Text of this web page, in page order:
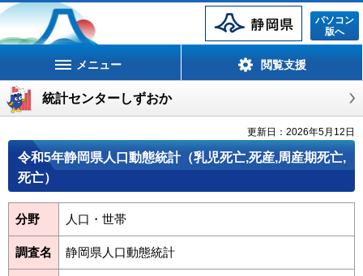
静岡県
パソコン
版へ
メニュー 閲覧支援
統計センターしずおか
更新日：2026年5月12日
令和5年静岡県人口動態統計（乳児死亡,死産,周産期死亡,
死亡）
分野 人口・世帯
調査名 静岡県人口動態統計